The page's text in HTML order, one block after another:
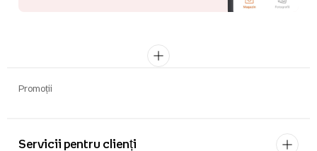
Promoții
Servicii pentru clienți